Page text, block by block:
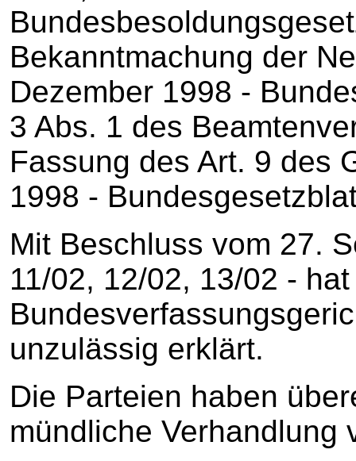
Bekanntmachung der
Dezember 1998 -
3 Abs. 1 des
Fassung des Art. 9 des
1998 -
Mit Beschluss vom 27.
11/02, 12/02, 13/02 -
unzulässig erklärt.
Die Parteien haben
mündliche Verhandlung